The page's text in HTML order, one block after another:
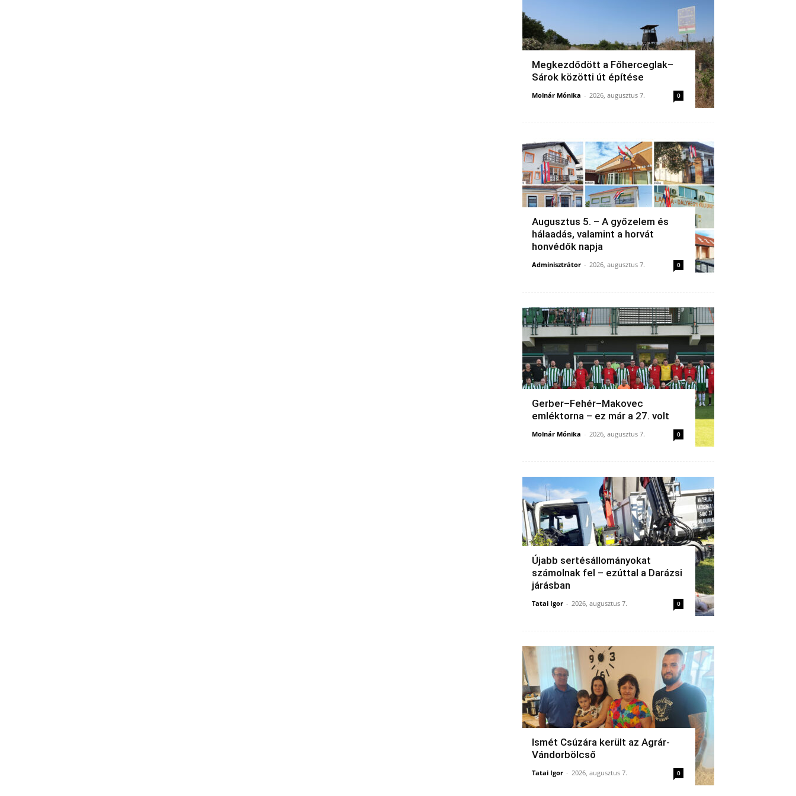
Megkezdődött a Főherceglak–
Sárok közötti út építése
Molnár Mónika - 2026, augusztus 7. 0
Augusztus 5. – A győzelem és
hálaadás, valamint a horvát
honvédők napja
Adminisztrátor - 2026, augusztus 7. 0
Gerber–Fehér–Makovec
emléktorna – ez már a 27. volt
Molnár Mónika - 2026, augusztus 7. 0
Újabb sertésállományokat
számolnak fel – ezúttal a Darázsi
járásban
Tatai Igor - 2026, augusztus 7. 0
Ismét Csúzára került az Agrár-
Vándorbölcső
Tatai Igor - 2026, augusztus 7. 0